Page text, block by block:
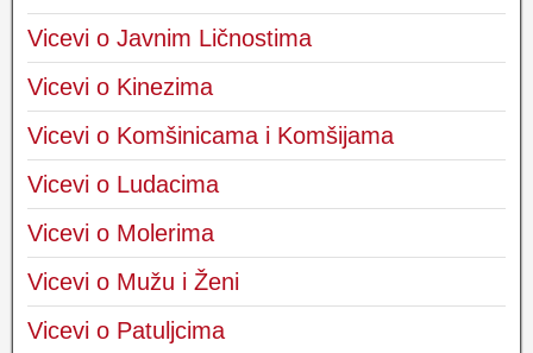
Vicevi o Javnim Ličnostima
Vicevi o Kinezima
Vicevi o Komšinicama i Komšijama
Vicevi o Ludacima
Vicevi o Molerima
Vicevi o Mužu i Ženi
Vicevi o Patuljcima